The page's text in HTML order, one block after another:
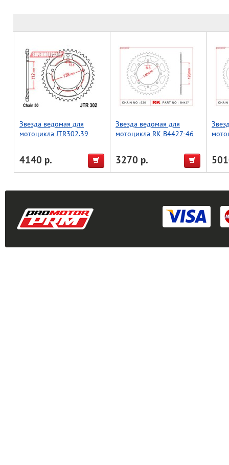
Звезда ведомая для
мотоцикла JTR302.39
4140 р.
Звезда ведомая для
мотоцикла RK B4427-46
3270 р.